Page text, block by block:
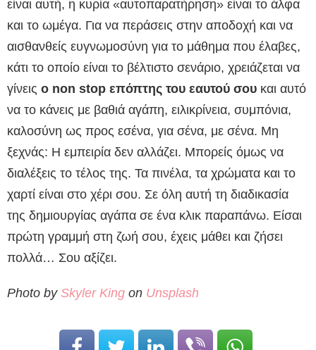
είναι αυτή, η κυρία «αυτοπαρατήρηση» είναι το άλφα
και το ωμέγα. Για να περάσεις στην αποδοχή και να
αισθανθείς ευγνωμοσύνη για το μάθημα που έλαβες,
κάτι το οποίο είναι το βέλτιστο σενάριο, χρειάζεται να
γίνεις ο non stop επόπτης του εαυτού σου και αυτό
να το κάνεις με βαθιά αγάπη, ειλικρίνεια, συμπόνια,
καλοσύνη ως προς εσένα, για σένα, με σένα. Μη
ξεχνάς: Η εμπειρία δεν αλλάζει. Μπορείς όμως να
διαλέξεις το τέλος της. Τα πινέλα, τα χρώματα και το
χαρτί είναι στο χέρι σου. Σε όλη αυτή τη διαδικασία
της δημιουργίας αγάπα σε ένα κλικ παραπάνω. Είσαι
πρώτη γραμμή στη ζωή σου, έχεις μάθει και ζήσει
πολλά… Σου αξίζει.
Photo by Skyler King on Unsplash